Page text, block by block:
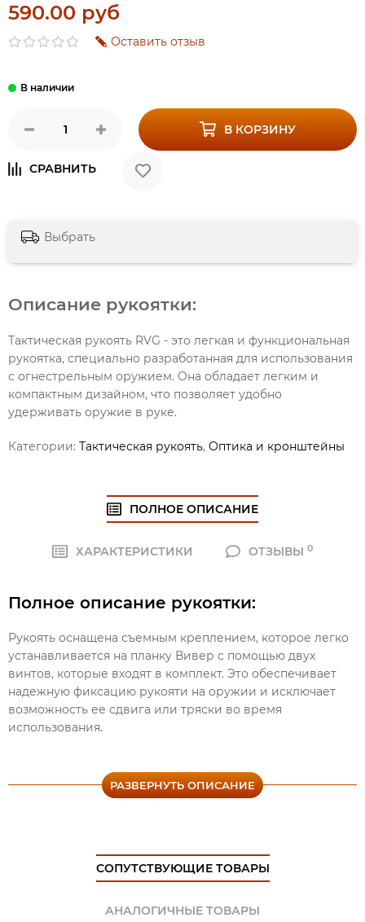
590.00 руб
Оставить отзыв
В КОРЗИНУ
Выбрать
Описание рукоятки:
Тактическая рукоять RVG - это легкая и функциональная
рукоятка, специально разработанная для использования
с огнестрельным оружием. Она обладает легким и
компактным дизайном, что позволяет удобно
удерживать оружие в руке.
Категории: Тактическая рукоять, Оптика и кронштейны
ПОЛНОЕ ОПИСАНИЕ
ХАРАКТЕРИСТИКИ ОТЗЫВЫ0
РАЗВЕРНУТЬ ОПИСАНИЕ
Полное описание рукоятки:
Рукоять оснащена съемным креплением, которое легко
устанавливается на планку Вивер с помощью двух
винтов, которые входят в комплект. Это обеспечивает
надежную фиксацию рукояти на оружии и исключает
возможность ее сдвига или тряски во время
использования.
делает ее особенно легкой и удобной для
использования. Она не только придает оружию
В интернет-магазине Maket-shop.ru Вы можете купить
рукоятку с удобной доставкой по всей России курьером,
СОПУТСТВУЮЩИЕ ТОВАРЫ
АНАЛОГИЧНЫЕ ТОВАРЫ